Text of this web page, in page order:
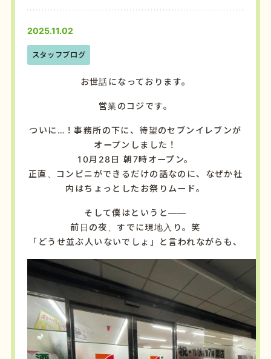
2025.11.02
スタッフブログ
お世話になっております。
営業のコジです。
ついに…！事務所の下に、待望のセブンイレブンが
オープンしました！
10月28日 朝7時オープン。
正直、コンビニができるだけの話なのに、なぜか社
内はちょっとしたお祭りムード。
そして僕はというと——
前日の夜、すでに現地入り。笑
「どうせ並ぶ人いないでしょ」と言われながらも、